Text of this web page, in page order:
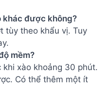
khác được không?
tùy theo khẩu vị. Tuy
mềm?
xào khoảng 30 phút.
Có thể thêm một ít